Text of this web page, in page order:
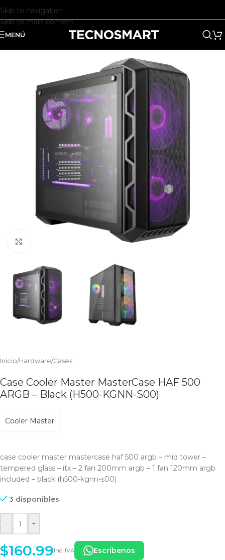
Skip to navigation
Skip to main content
MENÚ
Inicio/Hardware/Cases
Case Cooler Master MasterCase HAF 500
ARGB – Black (H500-KGNN-S00)
Cooler Master
case cooler master mastercase haf 500 argb – mid tower –
tempered glass – itx – 2 fan 200mm argb – 1 fan 120mm argb
included – black (h500-kgnn-s00)
3 disponibles
- +
$160.99Inc. IVA Escríbenos